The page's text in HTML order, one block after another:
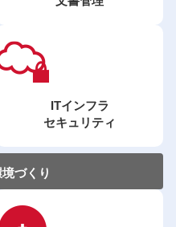
ITインフラ
セキュリティ
づくり